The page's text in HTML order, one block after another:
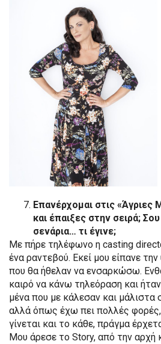
Επανέρχομαι στις «Άγριες
και έπαιξες στην σειρά;
σενάρια… τι έγινε;
Με πήρε τηλέφωνο η casting
ένα ραντεβού. Εκεί μου είπανε
που θα ήθελαν να ενσαρκώσω.
καιρό να κάνω τηλεόραση και
μένα που με κάλεσαν και μάλιστα
αλλά όπως έχω πει πολλές φορές,
γίνεται και το κάθε, πράγμα
Μου άρεσε το Story, από την αρχή